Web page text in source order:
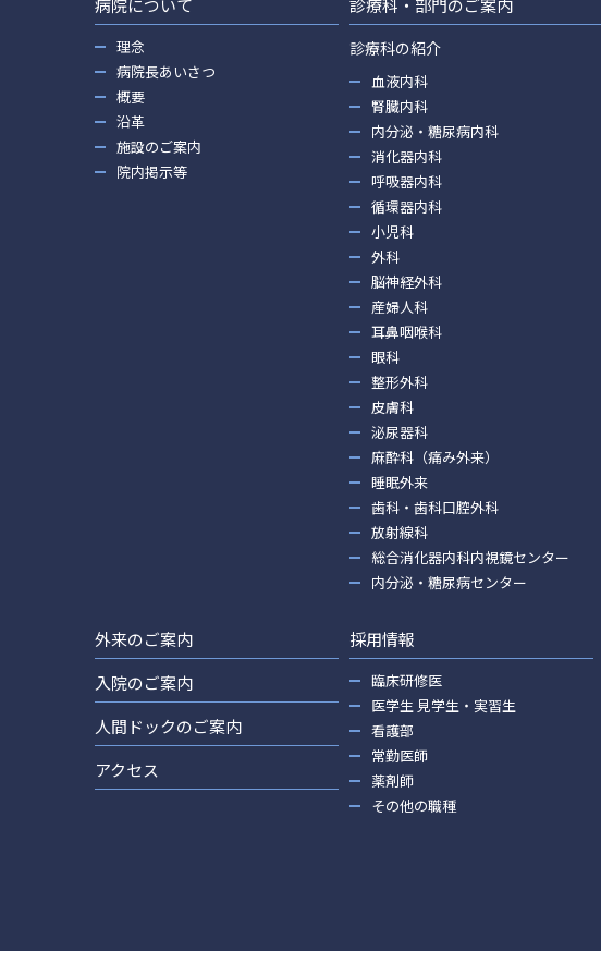
病院について
理念
病院長あいさつ
概要
沿革
施設のご案内
院内掲示等
診療科・部門のご案内
診療科の紹介
血液内科
腎臓内科
内分泌・糖尿病内科
消化器内科
呼吸器内科
循環器内科
小児科
外科
脳神経外科
産婦人科
耳鼻咽喉科
眼科
整形外科
皮膚科
泌尿器科
麻酔科（痛み外来）
睡眠外来
歯科・歯科口腔外科
放射線科
総合消化器内科内視鏡センター
内分泌・糖尿病センター
外来のご案内
入院のご案内
人間ドックのご案内
アクセス
採用情報
臨床研修医
医学生 見学生・実習生
看護部
常勤医師
薬剤師
その他の職種